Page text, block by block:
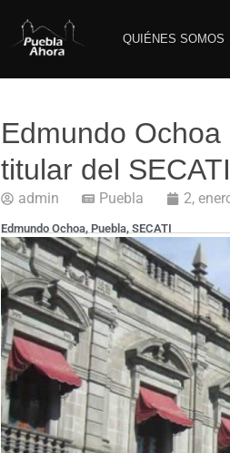
QUIÉNES SOMOS
Edmundo
titular del SECATI
admin Puebla 2,
Edmundo Ochoa, Puebla, SECATI